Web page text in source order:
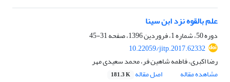
علم بالقوه نزد ابن سینا
دوره 50، شماره 1، فروردین 1396، صفحه
31-45
10.22059/jitp.2017.62332
رضا اکبری، فاطمه شاهین فر، محمد سعیدی مهر
مشاهده مقاله
اصل مقاله 181.3 K